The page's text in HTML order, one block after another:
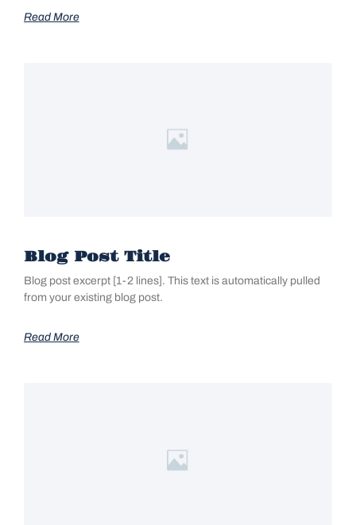
Read More
Blog Post Title
Blog post excerpt [1-2 lines]. This text is automatically pulled
from your existing blog post.
Read More